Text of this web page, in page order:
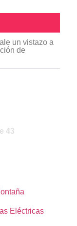
un vistazo a
de
43
Eléctricas